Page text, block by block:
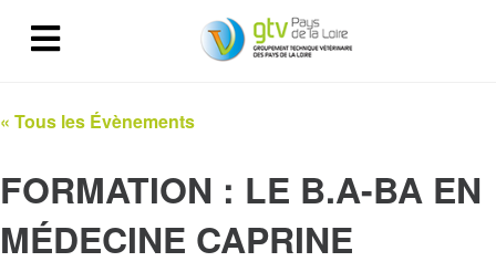
« Tous les Évènements
FORMATION : LE B.A-BA EN
MÉDECINE CAPRINE